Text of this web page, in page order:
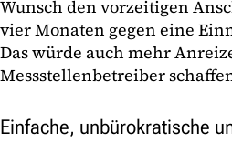
Wunsch den vorzeitigen
vier Monaten gegen eine
Das würde auch mehr
Messstellenbetreiber
Einfache, unbürokratische